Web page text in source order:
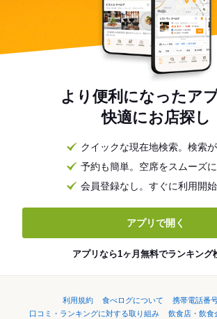
より便利になったア
快適にお店探し
クイックな現在地検索。検索
予約も簡単。空席をスムーズ
会員登録なし。すぐに利用開始
アプリで開く
アプリなら1ヶ月無料でランキング
利用規約 食べログについて
携帯電話番
口コミ・ランキングに対する取り組み
飲食店・飲食